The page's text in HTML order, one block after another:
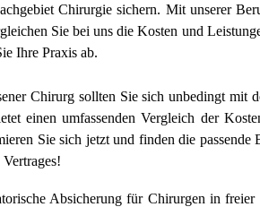
Chirurgie sichern. Mit unserer
Sie bei uns die Kosten und
Ihre Praxis ab.
Chirurg sollten Sie sich unbedingt mit
einen umfassenden Vergleich der
Sie sich jetzt und finden die passende
Absicherung für Chirurgen in